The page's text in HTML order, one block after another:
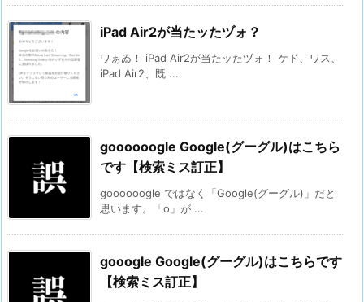
iPad Air2が当たッたヅォ？
ワぁゐ！ iPad Air2が当たッたヅォ！ ケド、ワス、
iPad Air2、既 ...
goooooogle Google(グーグル)はこちら
です【検索ミス訂正】
goooooogle ではなく「Google(グーグル)」だと
思います。「o」が ...
gooogle Google(グーグル)はこちらです
【検索ミス訂正】